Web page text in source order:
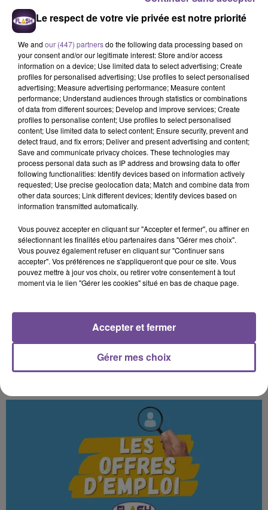
VIENNE : VENDEUR / VENDEUSE BURALISTE (H/F)
Une entreprise de Poitiers recherche un vendeur buraliste
(H/F).
VIENNE : CONSULTANT EN INSERTION PROFESSIONNELLE (H/F)
Une structure d’accompagnement basée à Poitiers recherche
Le respect de votre vie privée est notre priorité
We and our (447) partnersdo the following data processing based on
your consent and/or our legitimate interest: Store and/or access
information on a device; Use limited data to select advertising; Create
profiles for personalised advertising; Use profiles to select personalised
advertising; Measure advertising performance; Measure content
performance; Understand audiences through statistics or combinations
of data from different sources; Develop and improve services; Create
profiles to personalise content; Use profiles to select personalised
content; Use limited data to select content; Ensure security, prevent and
detect fraud, and fix errors; Deliver and present advertising and content;
Save and communicate privacy choices. These technologies may
process personal data such as IP address and browsing data to offer
following functionalities: Identify devices based on information actively
requested; Use precise geolocation data; Match and combine data from
other data sources; Link different devices; Identify devices based on
information transmitted automatically.
Vous pouvez accepter en cliquant sur "Accepter et fermer", ou affiner en
sélectionnant les finalités et/ou partenaires dans "Gérer mes choix".
Vous pouvez également refuser en cliquant sur "Continuer sans
accepter". Vos préférences ne s'appliqueront que pour ce site. Vous
pouvez mettre à jour vos choix, ou retirer votre consentement à tout
moment via le lien "Gérer les cookies" situé en bas de chaque page.
Gérer mes choix
Accepter et fermer